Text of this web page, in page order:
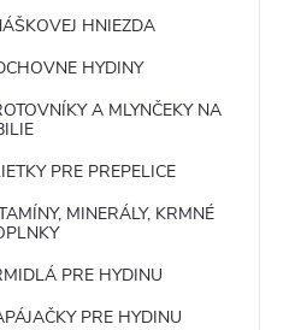
HNIEZDA
HYDINY
A MLYNČEKY NA
PRE PREPELICE
MINERÁLY, KRMNÉ
PRE HYDINU
PRE HYDINU